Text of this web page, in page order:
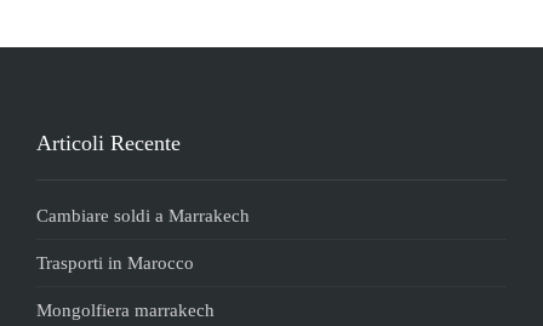
Articoli Recente
Cambiare soldi a Marrakech
Trasporti in Marocco
Mongolfiera marrakech